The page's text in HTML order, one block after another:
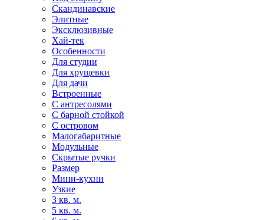
Скандинавские
Элитные
Эксклюзивные
Хай-тек
Особенности
Для студии
Для хрущевки
Для дачи
Встроенные
С антресолями
С барной стойкой
С островом
Малогабаритные
Модульные
Скрытые ручки
Размер
Мини-кухни
Узкие
3 кв. м.
5 кв. м.